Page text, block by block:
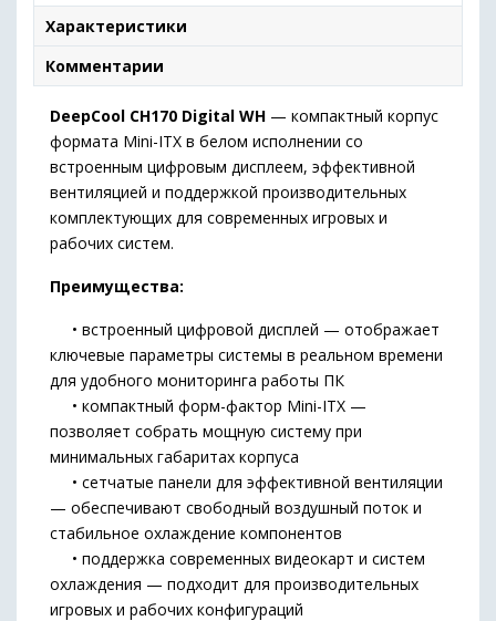
Характеристики
Комментарии
DeepCool CH170 Digital WH — компактный корпус
формата Mini-ITX в белом исполнении со
встроенным цифровым дисплеем, эффективной
вентиляцией и поддержкой производительных
комплектующих для современных игровых и
рабочих систем.
Преимущества:
• встроенный цифровой дисплей — отображает
ключевые параметры системы в реальном времени
для удобного мониторинга работы ПК
• компактный форм-фактор Mini-ITX —
позволяет собрать мощную систему при
минимальных габаритах корпуса
• сетчатые панели для эффективной вентиляции
— обеспечивают свободный воздушный поток и
стабильное охлаждение компонентов
• поддержка современных видеокарт и систем
охлаждения — подходит для производительных
игровых и рабочих конфигураций